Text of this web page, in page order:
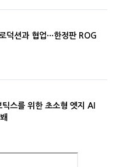
덕션과 협업···한정판 ROG
스를 위한 초소형 엣지 AI